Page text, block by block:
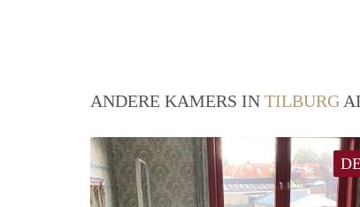
ANDERE KAMERS IN TILBURG